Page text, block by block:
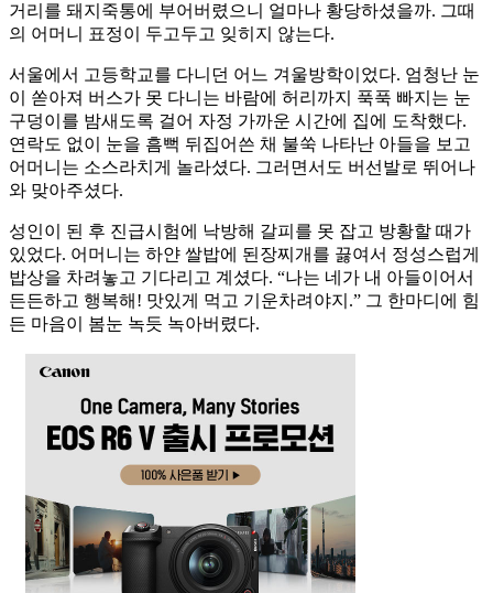
거리를 돼지죽통에 부어버렸으니 얼마나 황당하셨을까. 그때
의 어머니 표정이 두고두고 잊히지 않는다.
서울에서 고등학교를 다니던 어느 겨울방학이었다. 엄청난 눈
이 쏟아져 버스가 못 다니는 바람에 허리까지 푹푹 빠지는 눈
구덩이를 밤새도록 걸어 자정 가까운 시간에 집에 도착했다.
연락도 없이 눈을 흠뻑 뒤집어쓴 채 불쑥 나타난 아들을 보고
어머니는 소스라치게 놀라셨다. 그러면서도 버선발로 뛰어나
와 맞아주셨다.
성인이 된 후 진급시험에 낙방해 갈피를 못 잡고 방황할 때가
있었다. 어머니는 하얀 쌀밥에 된장찌개를 끓여서 정성스럽게
밥상을 차려놓고 기다리고 계셨다. “나는 네가 내 아들이어서
든든하고 행복해! 맛있게 먹고 기운차려야지.” 그 한마디에 힘
든 마음이 봄눈 녹듯 녹아버렸다.